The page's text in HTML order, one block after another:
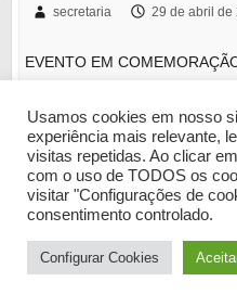
secretaria 29 de abril de
EVENTO EM
Copyright © 2026 Câmara Municipal
Usamos cookies em nosso
experiência mais relevante,
visitas repetidas. Ao clicar
com o uso de TODOS os
visitar "Configurações de
consentimento controlado.
Configurar Cookies